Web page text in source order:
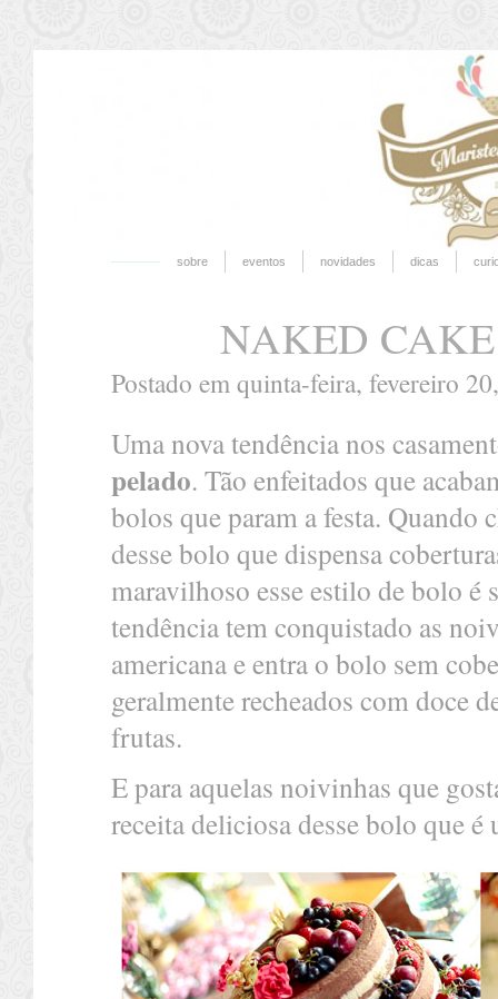
sobre eventos novidades dicas
NAKED
Postado em quinta-feira, fevereiro
Uma nova tendência nos
pelado. Tão enfeitados que
bolos que param a festa. Quando
desse bolo que dispensa
maravilhoso esse estilo de bolo é
tendência tem conquistado as
americana e entra o bolo sem
geralmente recheados com doce
frutas.
E para aquelas noivinhas que
receita deliciosa desse bolo que